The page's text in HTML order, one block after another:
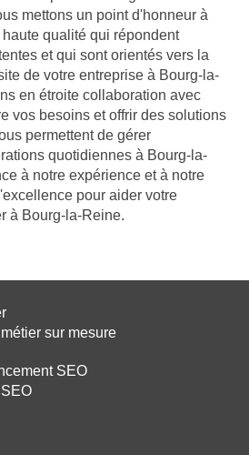
mettons un point d'honneur à
haute qualité qui répondent
et qui sont orientés vers la
de votre entreprise à Bourg-la-
en étroite collaboration avec
vos besoins et offrir des solutions
permettent de gérer
quotidiennes à Bourg-la-
à notre expérience et à notre
pour aider votre
à Bourg-la-Reine.
sur mesure
SEO